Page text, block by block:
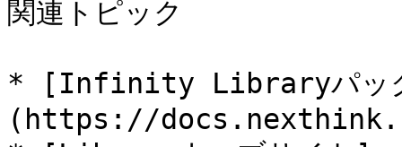
関連トピック
* [Infinity Libraryパッ
(https://